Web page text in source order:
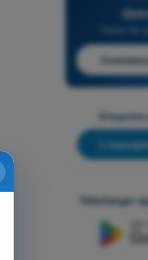
S'inscrire
Télécharger